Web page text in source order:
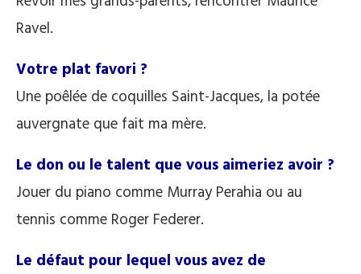
Ravel.
Votre plat favori ?
Une poêlée de coquilles Saint-Jacques, la potée
auvergnate que fait ma mère.
Le don ou le talent que vous aimeriez avoir ?
Jouer du piano comme Murray Perahia ou au
tennis comme Roger Federer.
Le défaut pour lequel vous avez de